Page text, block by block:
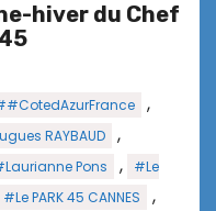
hiver du Chef
,
RAYBAUD ,
Pons ,
#Le
#Le PARK 45 CANNES ,